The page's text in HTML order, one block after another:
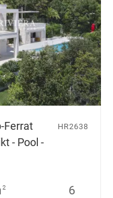
Ferrat
- Pool -
HR2638
2 6